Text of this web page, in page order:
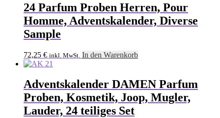
24 Parfum Proben Herren, Pour
Homme, Adventskalender, Diverse
Sample
72,25 € inkl. MwSt. In den Warenkorb
Adventskalender DAMEN Parfum
Proben, Kosmetik, Joop, Mugler,
Lauder, 24 teiliges Set